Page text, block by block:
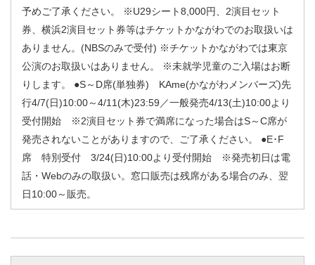
予めご了承ください。 ※U29シート8,000円、2演目セット
券、横浜2演目セット券等はチケットかながわでのお取扱いは
ありません。(NBSのみで受付) ※チケットかながわでは東京
公演のお取扱いはありません。 ※未就学児童のご入場はお断
りします。 ●S～D席(単独券) KAme(かながわメンバーズ)先
行4/7(日)10:00～4/11(木)23:59／一般発売4/13(土)10:00より
受付開始 ※2演目セット券で満席になった場合はS～C席が
発売されないことがありますので、ご了承ください。 ●E･F
席 特別受付 3/24(日)10:00より受付開始 ※発売初日は電
話・Webのみの取扱い。窓口販売は残席がある場合のみ、翌
日10:00～販売。